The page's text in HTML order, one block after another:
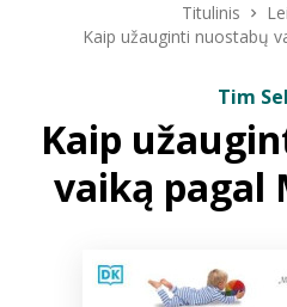
ELVIS atvyksta
Naujienos
Bibliotekoms
Titulinis
Kaip užauginti nuostabų
Tim
Kaip
vaiką pagal